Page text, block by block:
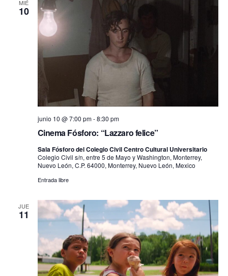
de
vistas
de
Eventos
MIÉ
10
Cinema Fósforo: “Lazzaro felice”
junio 10 @ 7:00 pm-8:30 pm
Sala Fósforo del Colegio Civil Centro Cultural Universitario
Colegio Civil s/n, entre 5 de Mayo y Washington, Monterrey,
Nuevo León, C.P. 64000, Monterrey, Nuevo León, Mexico
Entrada libre
JUE
11